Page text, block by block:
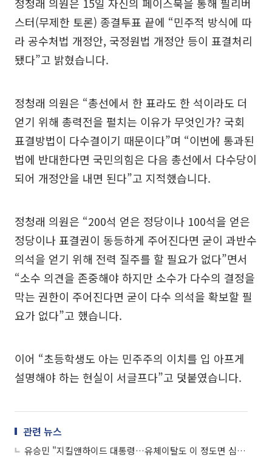
스터(무제한 토론) 종결투표 끝에 “민주적 방식에 따
라 공수처법 개정안, 국정원법 개정안 등이 표결처리
됐다”고 밝혔습니다.
정청래 의원은 “총선에서 한 표라도 한 석이라도 더
얻기 위해 총력전을 펼치는 이유가 무엇인가? 국회
표결방법이 다수결이기 때문이다”며 “이번에 통과된
법에 반대한다면 국민의힘은 다음 총선에서 다수당이
되어 개정안을 내면 된다”고 지적했습니다.
정청래 의원은 “200석 얻은 정당이나 100석을 얻은
정당이나 표결권이 동등하게 주어진다면 굳이 과반수
의석을 얻기 위해 전력 질주를 할 필요가 없다”면서
“소수 의견을 존중해야 하지만 소수가 다수의 결정을
막는 권한이 주어진다면 굳이 다수 의석을 확보할 필
요가 없다”고 했습니다.
이어 “초등학생도 아는 민주주의 이치를 입 아프게
설명해야 하는 현실이 서글프다”고 덧붙였습니다.
관련 뉴스
유승민 "지킬앤하이드 대통령…유체이탈도 이 정도면 심각한 중증" vs 양향자 "유승민, 안철수가 보여…품격마저 포기하진 말라" 外